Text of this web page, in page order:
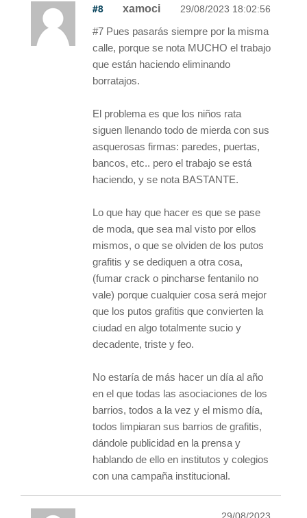
#8 xamoci 29/08/2023 18:02:56
#7 Pues pasarás siempre por la misma
calle, porque se nota MUCHO el trabajo
que están haciendo eliminando
borratajos.
El problema es que los niños rata
siguen llenando todo de mierda con sus
asquerosas firmas: paredes, puertas,
bancos, etc.. pero el trabajo se está
haciendo, y se nota BASTANTE.
Lo que hay que hacer es que se pase
de moda, que sea mal visto por ellos
mismos, o que se olviden de los putos
grafitis y se dediquen a otra cosa,
(fumar crack o pincharse fentanilo no
vale) porque cualquier cosa será mejor
que los putos grafitis que convierten la
ciudad en algo totalmente sucio y
decadente, triste y feo.
No estaría de más hacer un día al año
en el que todas las asociaciones de los
barrios, todos a la vez y el mismo día,
todos limpiaran sus barrios de grafitis,
dándole publicidad en la prensa y
hablando de ello en institutos y colegios
con una campaña institucional.
29/08/2023